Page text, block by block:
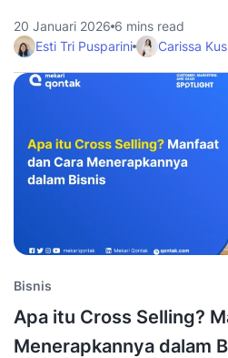
20 Januari 2026 6 mins read
Esti Tri Pusparini
Carissa
Bisnis
Apa itu Cross Selling?
Menerapkannya dalam